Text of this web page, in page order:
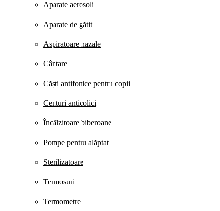
Aparate aerosoli
Aparate de gătit
Aspiratoare nazale
Cântare
Căști antifonice pentru copii
Centuri anticolici
Încălzitoare biberoane
Pompe pentru alăptat
Sterilizatoare
Termosuri
Termometre